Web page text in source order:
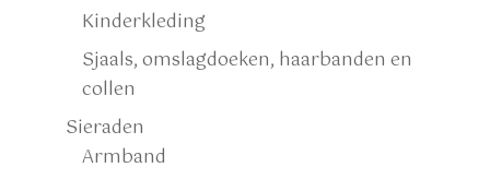
Kinderkleding
Sjaals, omslagdoeken, haarbanden en
collen
Sieraden
Armband